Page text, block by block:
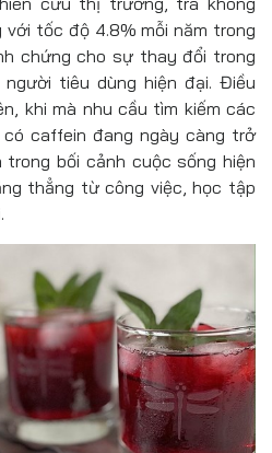
tốc độ 4.8% mỗi năm trong
chứng cho sự thay đổi trong
tiêu dùng hiện đại. Điều
khi mà nhu cầu tìm kiếm các
caffein đang ngày càng trở
bối cảnh cuộc sống hiện
thẳng từ công việc, học tập